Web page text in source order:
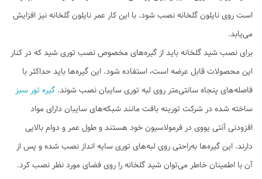
است روی نایلون گلخانه نصب شود. با این کار عمر نایلون گلخانه نیز افزایش
می‌یابد.
برای نصب شید گلخانه‌ باید از گیره‌های مخصوص نصب توری شید که در کنار
این محصولات قابل عرضه است، استفاده شود. این گیره‌ها باید حداکثر با
فاصله‌های پنجاه سانتی‌متر روی لبه توری سایبان نصب ‌شوند. گیره تور سبز
ساخته شده در شرکت تورینه بافت مانند شبکه‌های سایبان دارای مواد
افزودنی آنتی یووی در فرمولاسیون خود هستند و طول عمر و دوام بالایی
دارند. این گیره‌ها به‌راحتی روی لبه‌های توری سایه انداز نصب شده و پس از
آن با اطمینان خاطر می‌توان شید گلخانه را روی فضای مورد نظر نصب کرد.